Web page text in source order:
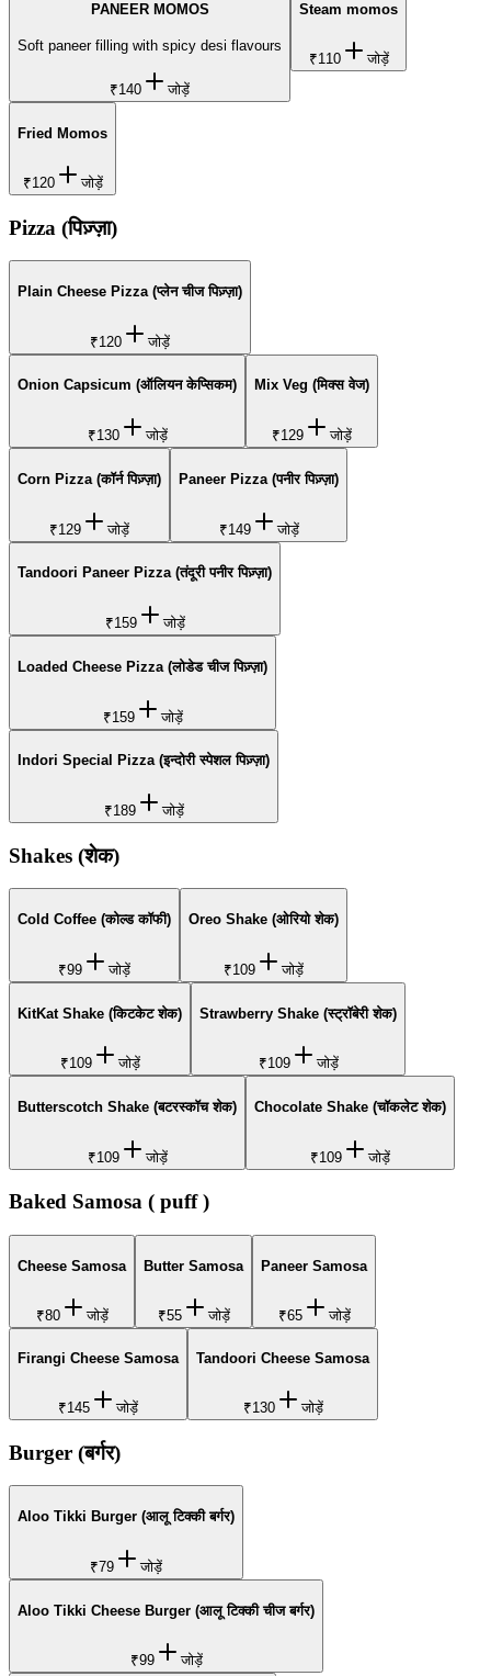
PANEER MOMOS
Soft paneer filling with spicy desi flavours
₹140 जोड़ें
Steam momos
₹110 जोड़ें
Fried Momos
₹120 जोड़ें
Pizza (पिज़्ज़ा)
Plain Cheese Pizza (प्लेन चीज पिज़्ज़ा)
₹120 जोड़ें
Onion Capsicum (ऑलियन केप्सिकम)
₹130 जोड़ें
Mix Veg (मिक्स वेज)
₹129 जोड़ें
Corn Pizza (कॉर्न पिज़्ज़ा)
₹129 जोड़ें
Paneer Pizza (पनीर पिज़्ज़ा)
₹149 जोड़ें
Tandoori Paneer Pizza (तंदूरी पनीर पिज़्ज़ा)
₹159 जोड़ें
Loaded Cheese Pizza (लोडेड चीज पिज़्ज़ा)
₹159 जोड़ें
Indori Special Pizza (इन्दोरी स्पेशल पिज़्ज़ा)
₹189 जोड़ें
Shakes (शेक)
Cold Coffee (कोल्ड कॉफी)
₹99 जोड़ें
Oreo Shake (ओरियो शेक)
₹109 जोड़ें
KitKat Shake (किटकेट शेक)
₹109 जोड़ें
Strawberry Shake (स्ट्रॉबेरी शेक)
₹109 जोड़ें
Butterscotch Shake (बटरस्कॉच शेक)
₹109 जोड़ें
Chocolate Shake (चॉकलेट शेक)
₹109 जोड़ें
Baked Samosa ( puff )
Cheese Samosa
₹80 जोड़ें
Butter Samosa
₹55 जोड़ें
Paneer Samosa
₹65 जोड़ें
Firangi Cheese Samosa
₹145 जोड़ें
Tandoori Cheese Samosa
₹130 जोड़ें
Burger (बर्गर)
Aloo Tikki Burger (आलू टिक्की बर्गर)
₹79 जोड़ें
Aloo Tikki Cheese Burger (आलू टिक्की चीज बर्गर)
₹99 जोड़ें